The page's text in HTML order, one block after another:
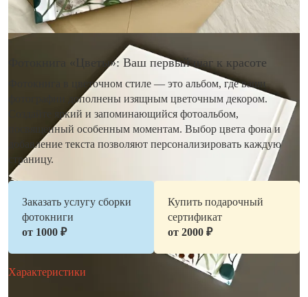
Фотокнига «Цветы»: Ваш первый шаг к красоте
Фотокнига в цветочном стиле — это альбом, где ваши
фотографии дополнены изящным цветочным декором.
Создайте яркий и запоминающийся фотоальбом,
посвященный особенным моментам. Выбор цвета фона и
добавление текста позволяют персонализировать каждую
страницу.
Заказать услугу сборки
фотокниги
от 1000 ₽
Купить подарочный
сертификат
от 2000 ₽
Характеристики